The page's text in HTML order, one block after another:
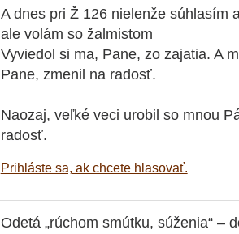
A dnes pri Ž 126 nielenže súhlasím
ale volám so žalmistom
Vyviedol si ma, Pane, zo zajatia. A
Pane, zmenil na radosť.
Naozaj, veľké veci urobil so mnou
radosť.
Prihláste sa, ak chcete hlasovať.
Odetá „rúchom smútku, súženia“ –